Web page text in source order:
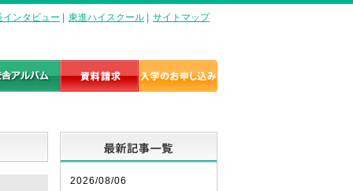
インタビュー 東進ハイスクール サイトマップ
2026/08/06